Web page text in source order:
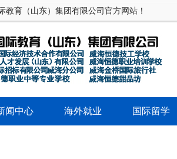
教育（山东）集团有限公司官方网站！
闻中心 海外就业 国际留学